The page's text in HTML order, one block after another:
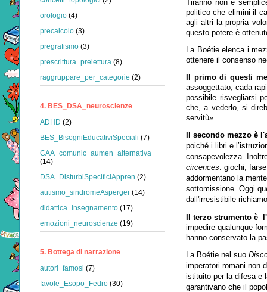
Tiranno non è
politico che elimini il
agli altri la propria
questo potere è
La Boétie elenca i
ottenere il consenso
Il primo di questi
assoggettato, cada
possibile risvegliarsi
che, a vederlo, si
servitù».
Il secondo mezzo è
poiché i libri e
consapevolezza.
circences: giochi,
addormentano la
sottomissione. Oggi
dall'irresistibile
Il terzo strumento è
impedire qualunque
hanno conservato la
La Boétie nel suo
imperatori romani non
istituito per la difesa e
garantivano che il
orologio (4)
precalcolo (3)
pregrafismo (3)
prescrittura_prelettura (8)
raggruppare_per_categorie (2)
4. BES_DSA_neuroscienze
ADHD (2)
BES_BisogniEducativiSpeciali (7)
CAA_comunic_aumen_alternativa
(14)
DSA_DisturbiSpecificiAppren (2)
autismo_sindromeAsperger (14)
didattica_insegnamento (17)
emozioni_neuroscienze (19)
5. Bottega di narrazione
autori_famosi (7)
favole_Esopo_Fedro (30)